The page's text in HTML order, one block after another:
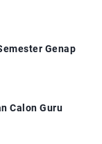
Genap
Calon Guru